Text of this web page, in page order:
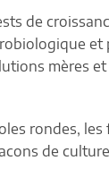
de
et
mères et
rondes, les
de